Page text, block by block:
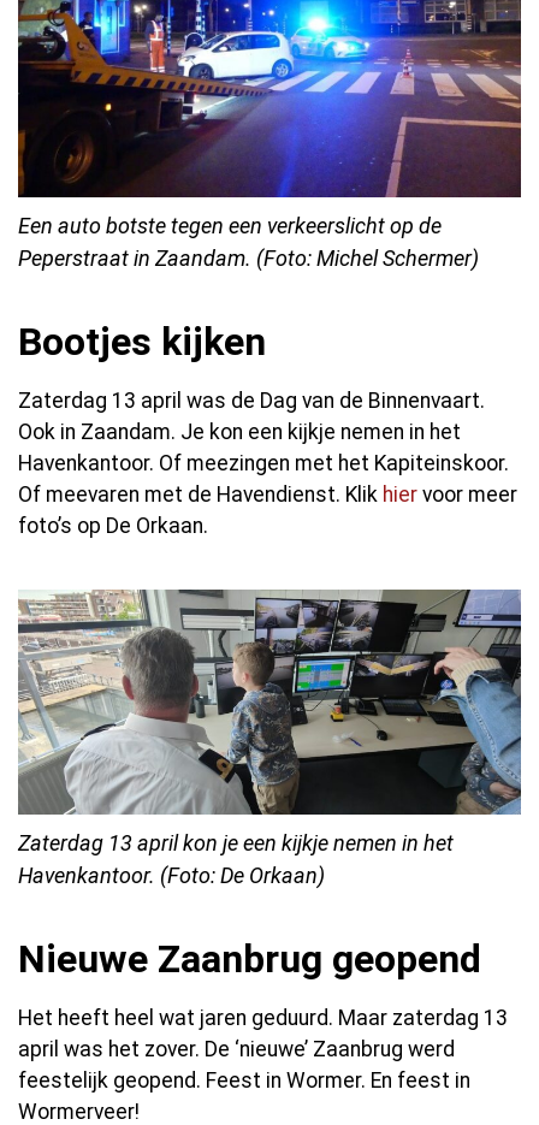
Een auto botste tegen een verkeerslicht op de
Peperstraat in Zaandam. (Foto: Michel Schermer)
Bootjes kijken
Zaterdag 13 april was de Dag van de Binnenvaart.
Ook in Zaandam. Je kon een kijkje nemen in het
Havenkantoor. Of meezingen met het Kapiteinskoor.
Of meevaren met de Havendienst. Klik hier voor meer
foto’s op De Orkaan.
Zaterdag 13 april kon je een kijkje nemen in het
Havenkantoor. (Foto: De Orkaan)
Nieuwe Zaanbrug geopend
Het heeft heel wat jaren geduurd. Maar zaterdag 13
april was het zover. De ‘nieuwe’ Zaanbrug werd
feestelijk geopend. Feest in Wormer. En feest in
Wormerveer!